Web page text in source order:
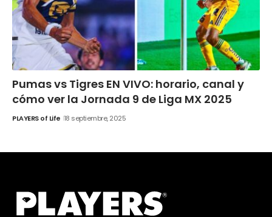
Pumas vs Tigres EN VIVO: horario, canal y
cómo ver la Jornada 9 de Liga MX 2025
PLAYERS of Life 18 septiembre, 2025